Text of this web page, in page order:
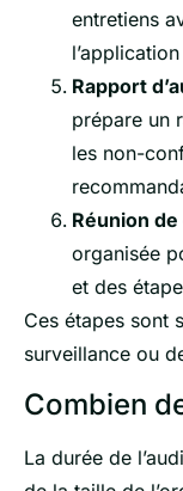
entretiens
Rapport
prépare un
les non-
Réunion
organisée
et des
Ces étapes sont
surveillance ou
Combien
La durée de